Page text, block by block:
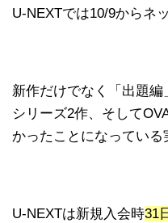
U-NEXTでは10/9からネ
新作だけでなく「出題
シリーズ2作、そして
かったことになっている
U-NEXTは新規入会時31